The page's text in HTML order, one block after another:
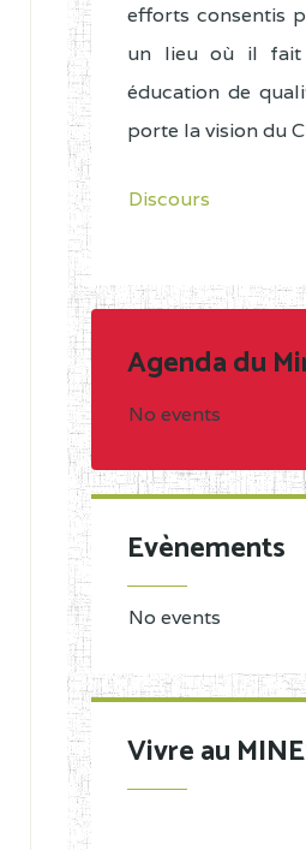
efforts consentis
un lieu où il fait
éducation de
porte la vision du
Discours
Agenda du
No events
Evènements
No events
Vivre au